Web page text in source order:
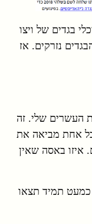
בגדים של ויצו
נזרקים. אז
העשרים שלי. זה
כל אחת מביאה את
איזו באסה שאין
כמעט תמיד תצאו